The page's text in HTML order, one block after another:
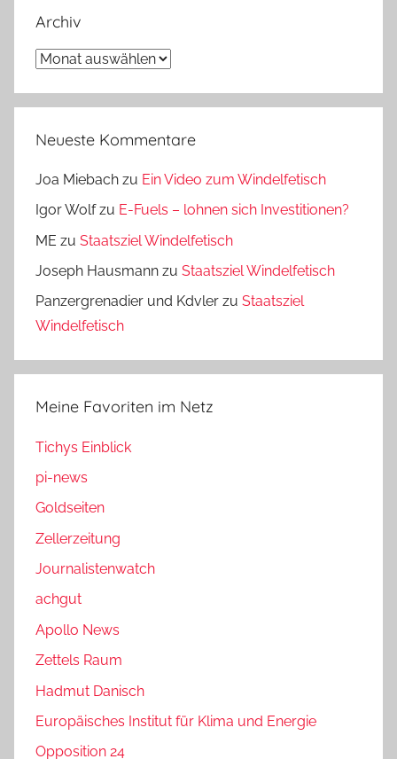
Archiv
Archiv
Neueste Kommentare
Joa Miebach zu Ein Video zum Windelfetisch
Igor Wolfzu E-Fuels – lohnen sich Investitionen?
ME zu Staatsziel Windelfetisch
Joseph Hausmann zu Staatsziel Windelfetisch
Panzergrenadier und Kdvler zu Staatsziel
Windelfetisch
Meine Favoriten im Netz
Tichys Einblick
pi-news
Goldseiten
Zellerzeitung
Journalistenwatch
achgut
Apollo News
Zettels Raum
Hadmut Danisch
Europäisches Institut für Klima und Energie
Opposition 24